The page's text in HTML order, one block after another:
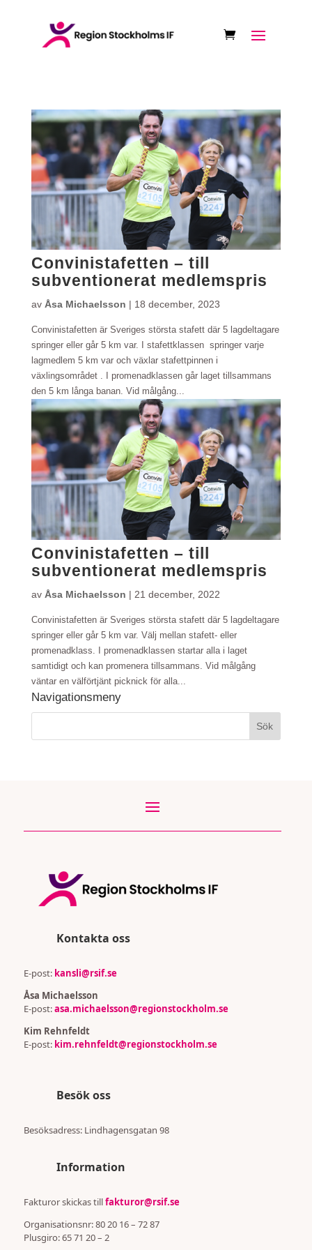
Convinistafetten – till
subventionerat medlemspris
av Åsa Michaelsson | 18 december, 2023
Convinistafetten är Sveriges största stafett där 5 lagdeltagare
springer eller går 5 km var. I stafettklassen springer varje
lagmedlem 5 km var och växlar stafettpinnen i
växlingsområdet . I promenadklassen går laget tillsammans
den 5 km långa banan. Vid målgång...
Convinistafetten – till
subventionerat medlemspris
av Åsa Michaelsson | 21 december, 2022
Convinistafetten är Sveriges största stafett där 5 lagdeltagare
springer eller går 5 km var. Välj mellan stafett- eller
promenadklass. I promenadklassen startar alla i laget
samtidigt och kan promenera tillsammans. Vid målgång
väntar en välförtjänt picknick för alla...
Navigationsmeny
Kontakta oss
E-post: kansli@rsif.se
Åsa Michaelsson
E-post:asa.michaelsson@regionstockholm.se
Kim Rehnfeldt
E-post: kim.rehnfeldt@regionstockholm.se
Besök oss
Besöksadress: Lindhagensgatan 98
Information
Fakturor skickas tillfakturor@rsif.se
Organisationsnr: 80 20 16 – 72 87
Plusgiro: 65 71 20 – 2